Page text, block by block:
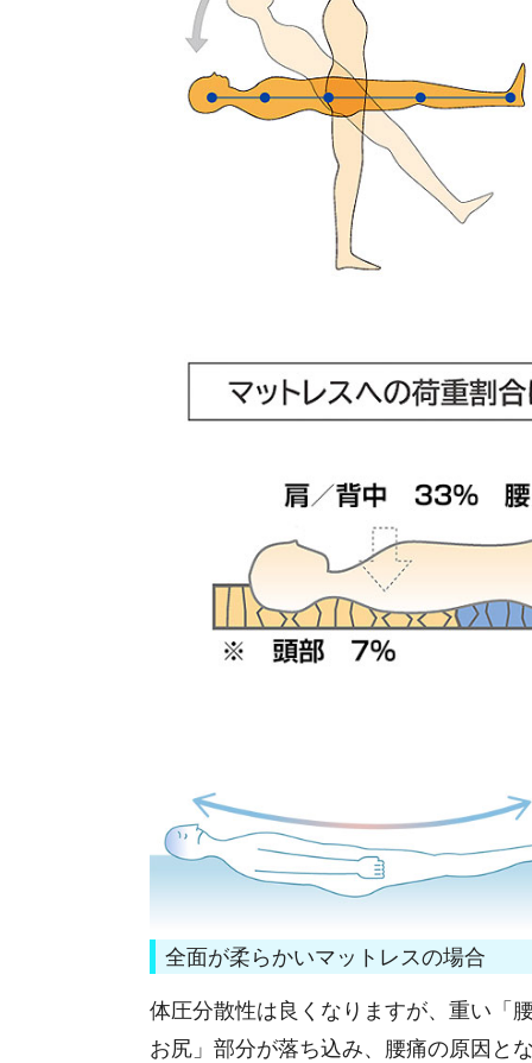
全面が柔らかいマットレスの場合
体圧分散性は良くなりますが、重い「
お尻」部分が落ち込み、腰痛の原因と